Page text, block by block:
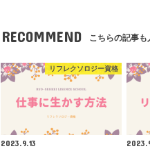
RECOMMEND こちらの記事も
リフレクソロジー資格
2023.9.13